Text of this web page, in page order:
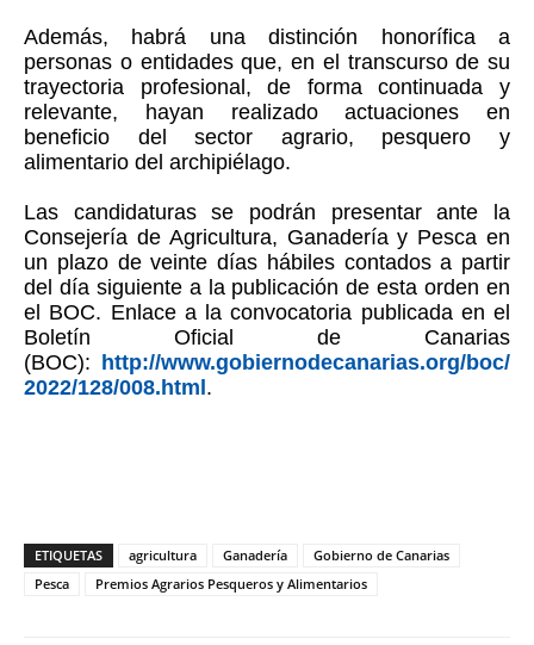
Además, habrá una distinción honorífica a
personas o entidades que, en el transcurso de su
trayectoria profesional, de forma continuada y
relevante, hayan realizado actuaciones en
beneficio del sector agrario, pesquero y
alimentario del archipiélago.
Las candidaturas se podrán presentar ante la
Consejería de Agricultura, Ganadería y Pesca en
un plazo de veinte días hábiles contados a partir
del día siguiente a la publicación de esta orden en
el BOC. Enlace a la convocatoria publicada en el
Boletín Oficial de Canarias
(BOC):
http://www.gobiernodecanarias.org/boc/
2022/128/008.html .
ETIQUETAS agricultura Ganadería
Gobierno de Canarias
Pesca
Premios Agrarios Pesqueros y Alimentarios